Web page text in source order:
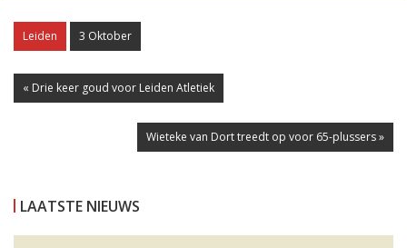
Leiden 3 Oktober
« Drie keer goud voor Leiden Atletiek
Wieteke van Dort treedt op voor 65-plussers »
LAATSTE NIEUWS